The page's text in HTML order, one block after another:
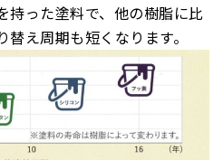
持った塗料で、他の樹脂に比
え周期も短くなります。